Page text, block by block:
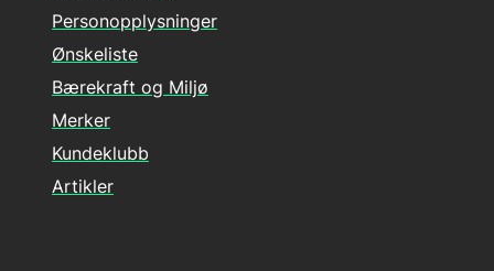
Personopplysninger
Ønskeliste
Bærekraft og Miljø
Merker
Kundeklubb
Artikler